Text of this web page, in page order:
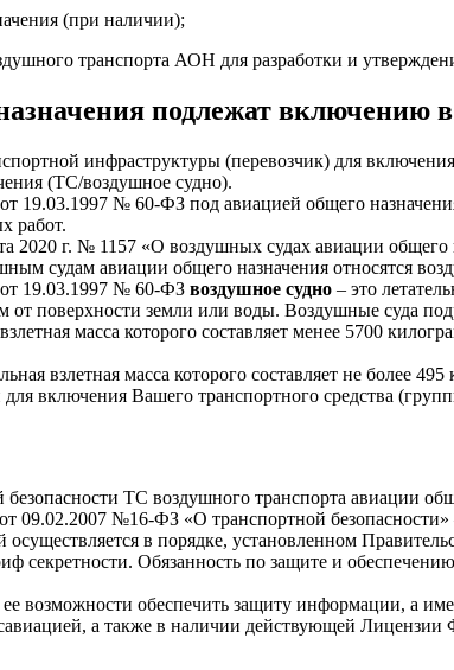
(при наличии);
транспорта АОН для разработки и
подлежат включению
инфраструктуры (перевозчик) для
(ТС/воздушное судно).
№ 60-ФЗ под авиацией общего
работ.
2020 г. № 1157 «О воздушных судах авиации
судам авиации общего назначения относятся
19.03.1997 № 60-ФЗ воздушное судно – это
от поверхности земли или воды. Воздушные суда
масса которого составляет менее 5700
взлетная масса которого составляет не более
включения Вашего транспортного средства
безопасности ТС воздушного транспорта авиации
от 09.02.2007 №16-ФЗ «О транспортной
осуществляется в порядке, установленном
Обязанность по защите и
возможности обеспечить защиту информации, а
а также в наличии действующей